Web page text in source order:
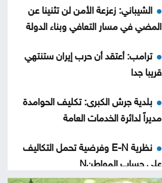
الشيباني: زعزعة الأمن لن تثنينا عن
المضي في مسار التعافي وبناء الدولة
ترامب: أعتقد أن حرب إيران ستنتهي
قريبا جدا
بلدية جرش الكبرى: تكليف الحوامدة
مديراً لدائرة الخدمات العامة
نظرية E-N وفرضية تحمل التكاليف
على حساب المواطنN